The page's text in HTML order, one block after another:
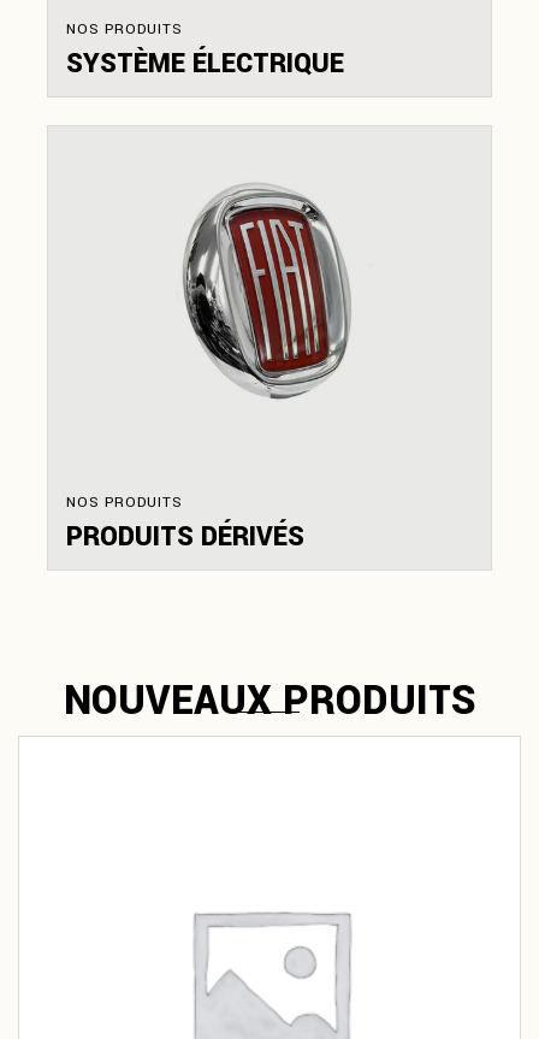
NOS PRODUITS
SYSTÈME ÉLECTRIQUE
NOS PRODUITS
PRODUITS DÉRIVÉS
NOUVEAUX PRODUITS